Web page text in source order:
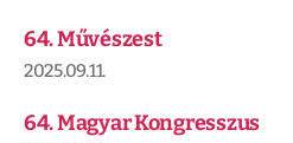
64. Művészest
2025.09.11.
64. Magyar Kongresszus